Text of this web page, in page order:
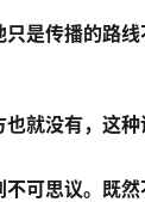
是传播的路
就没有，这种
可思议。既